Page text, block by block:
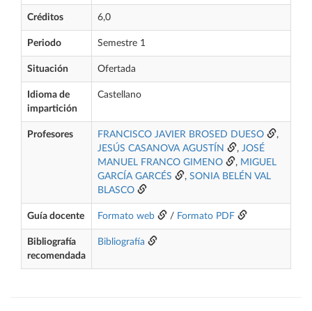
Créditos 6,0
Periodo Semestre 1
Situación Ofertada
Idioma de
impartición
Castellano
Profesores FRANCISCO JAVIER BROSED DUESO
,
JESÚS CASANOVA AGUSTÍN
, JOSÉ
MANUEL FRANCO GIMENO
, MIGUEL
GARCÍA GARCÉS
, SONIA BELÉN VAL
BLASCO
Guía docente Formato web / Formato PDF
Bibliografía
recomendada
Bibliografía